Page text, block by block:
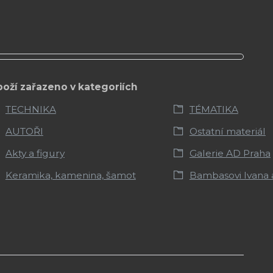
zařazeno v kategoriích
TECHNIKA
TÉMATIKA
AUTOŘI
Ostatní materiál
Akty a figury
Galerie AD Praha
Keramika, kamenina, šamot
Bambasovi Ivana